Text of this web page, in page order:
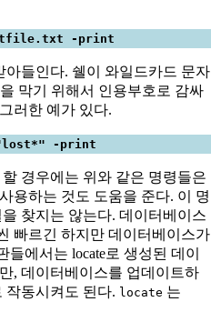
-print
들인다. 쉘이 와일드카드 문자
막기 위해서 인용부호로 감싸
러한 예가 있다.
-print
경우에는 위와 같은 명령들은
용하는 것도 도움을 준다. 이 명
찾지는 않는다. 데이터베이스
빠르긴 하지만 데이터베이스가
에서는 locate로 생성된 데이
, 데이터베이스를 업데이트하
작동시켜도 된다. locate 는